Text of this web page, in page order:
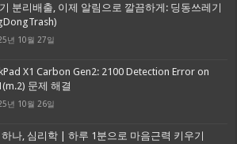
분리배출, 이제 알림으로 깔끔하게: 딩동쓰레기
년 10월 27일
X1 Carbon Gen2: 2100 Detection Error on
문제 해결
년 10월 26일
나, 심리학 | 하루 1분으로 마음근력 키우기